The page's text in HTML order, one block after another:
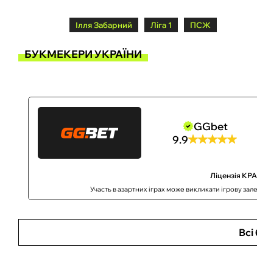
Ілля Забарний Ліга 1 ПСЖ
БУКМЕКЕРИ УКРАЇНИ
GGbet
9.9
Ліцензія
Участь в азартних іграх може викликати ігрову